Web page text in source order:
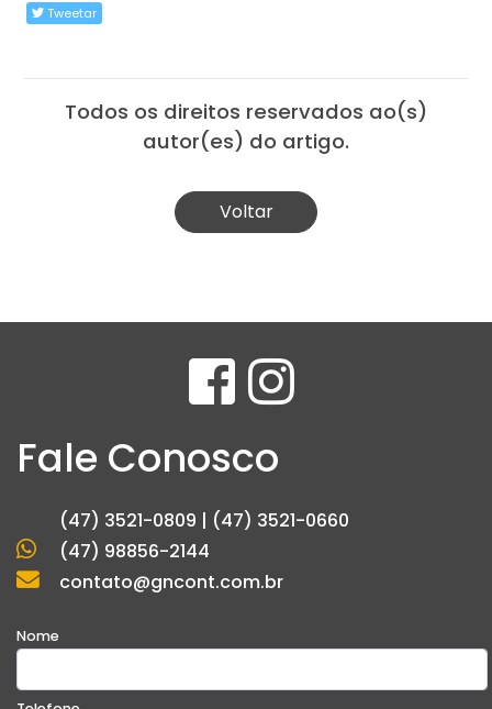
Tweetar
Todos os direitos reservados ao(s)
autor(es) do artigo.
Voltar
Fale Conosco
(47) 3521-0809 | (47) 3521-0660
(47) 98856-2144
contato@gncont.com.br
Nome